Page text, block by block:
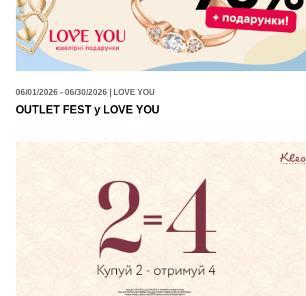
06/01/2026 - 06/30/2026 | LOVE YOU
OUTLET FEST у LOVE YOU